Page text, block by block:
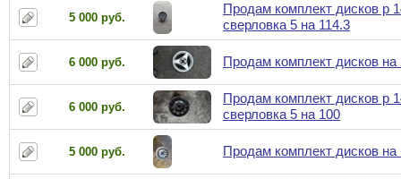
5 000 руб.
Продам комплект дисков р
сверловка 5 на 114.3
6 000 руб. Продам комплект дисков на
6 000 руб.
Продам комплект дисков р
сверловка 5 на 100
5 000 руб. Продам комплект дисков на